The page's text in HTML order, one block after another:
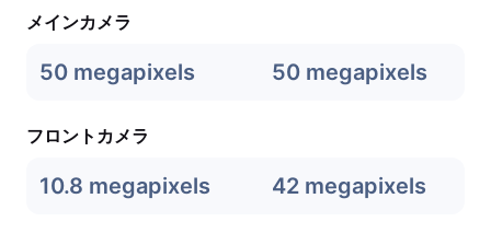
メインカメラ
50 megapixels 50 megapixels
フロントカメラ
10.8 megapixels 42 megapixels